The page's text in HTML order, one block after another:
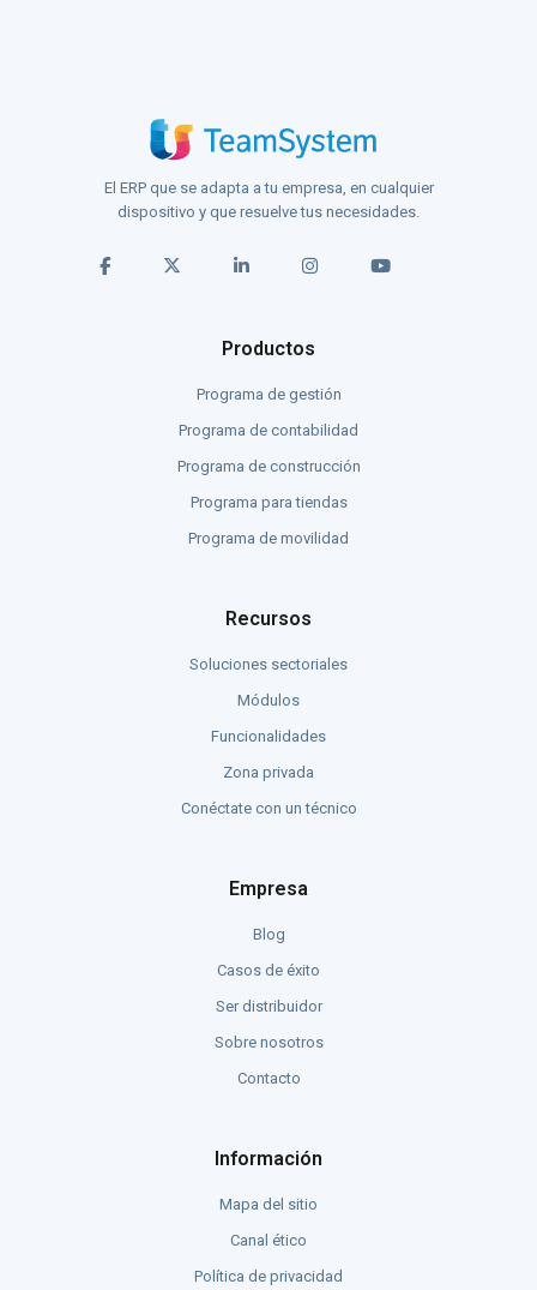
El ERP que se adapta a tu empresa, en cualquier
dispositivo y que resuelve tus necesidades.
Productos
Programa de gestión
Programa de contabilidad
Programa de construcción
Programa para tiendas
Programa de movilidad
Recursos
Soluciones sectoriales
Módulos
Funcionalidades
Zona privada
Conéctate con un técnico
Empresa
Blog
Casos de éxito
Ser distribuidor
Sobre nosotros
Contacto
Información
Mapa del sitio
Canal ético
Política de privacidad